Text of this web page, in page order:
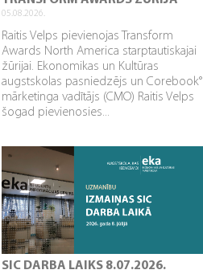
05.08.2026.
Raitis Velps pievienojas Transform
Awards North America starptautiskajai
žūrijai. Ekonomikas un Kultūras
augstskolas pasniedzējs un Corebook°
mārketinga vadītājs (CMO) Raitis Velps
šogad pievienosies...
SIC DARBA LAIKS 8.07.2026.